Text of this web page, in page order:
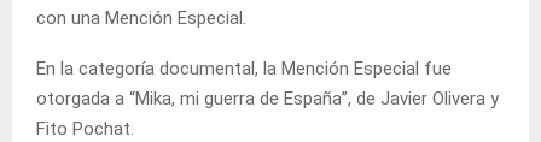
con una Mención Especial.
En la categoría documental, la Mención Especial fue
otorgada a “Mika, mi guerra de España”, de Javier Olivera y
Fito Pochat.